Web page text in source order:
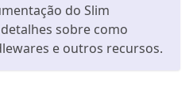
do Slim
sobre como
e outros recursos.